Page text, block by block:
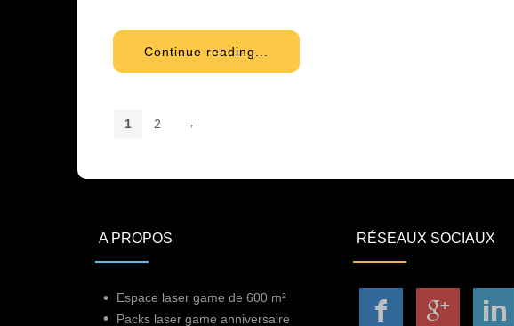
Continue reading...
1 2 →
A PROPOS
Espace laser game de 600 m²
Packs laser game anniversaire
RÉSEAUX SOCIAUX